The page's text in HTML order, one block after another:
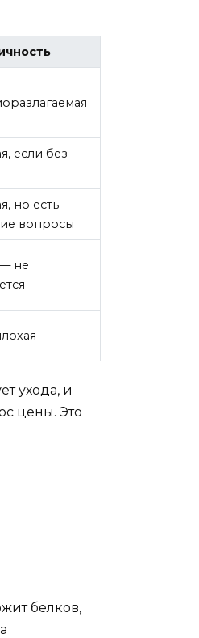
если без
но есть
вопросы
не
ухода, и
цены. Это
белков,